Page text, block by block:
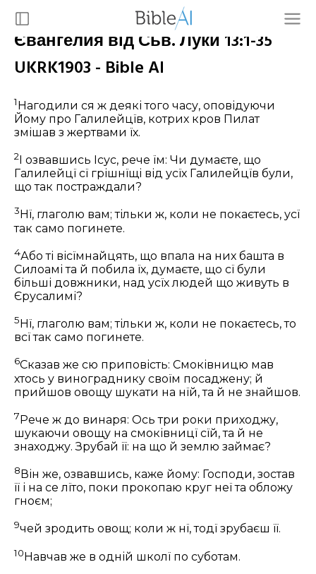
Євангелия від Сьв. Луки 13:1-35
UKRK1903 - Bible AI
1Нагодили ся ж деякі того часу, оповідуючи
Йому про Галилейцїв, котрих кров Пилат
змішав з жертвами їх.
2 І озвавшись Ісус, рече їм: Чи думаєте, що
Галилейцї сї грішнїщі від усїх Галилейцїв були,
що так постраждали?
3 Нї, глаголю вам; тільки ж, коли не покаєтесь, усї
так само погинете.
4Або ті вісїмнайцять, що впала на них башта в
Силоамі та й побила їх, думаєте, що сї були
більші довжники, над усїх людей що живуть в
Єрусалимі?
5 Нї, глаголю вам; тільки ж, коли не покаєтесь, то
всї так само погинете.
6Сказав же сю приповість: Смоківницю мав
хтось у винограднику своїм посаджену; й
прийшов овощу шукати на нїй, та й не знайшов.
7Рече ж до винаря: Ось три роки приходжу,
шукаючи овощу на смоківницї сїй, та й не
знаходжу. Зрубай її: на що й землю займає?
8 Він же, озвавшись, каже йому: Господи, зостав
її і на се лїто, поки прокопаю круг неї та обложу
гноєм;
9чей зродить овощ; коли ж нї, тодї зрубаєш її.
10Навчав же в одній школї по суботам.